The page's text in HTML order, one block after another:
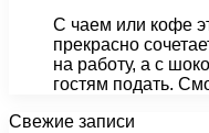
С чаем или кофе
прекрасно
на работу, а с
гостям подать.
Свежие записи